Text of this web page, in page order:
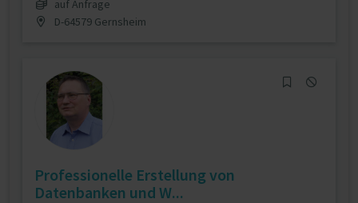
auf Anfrage
D-64579 Gernsheim
Professionelle Erstellung von
Datenbanken und W...